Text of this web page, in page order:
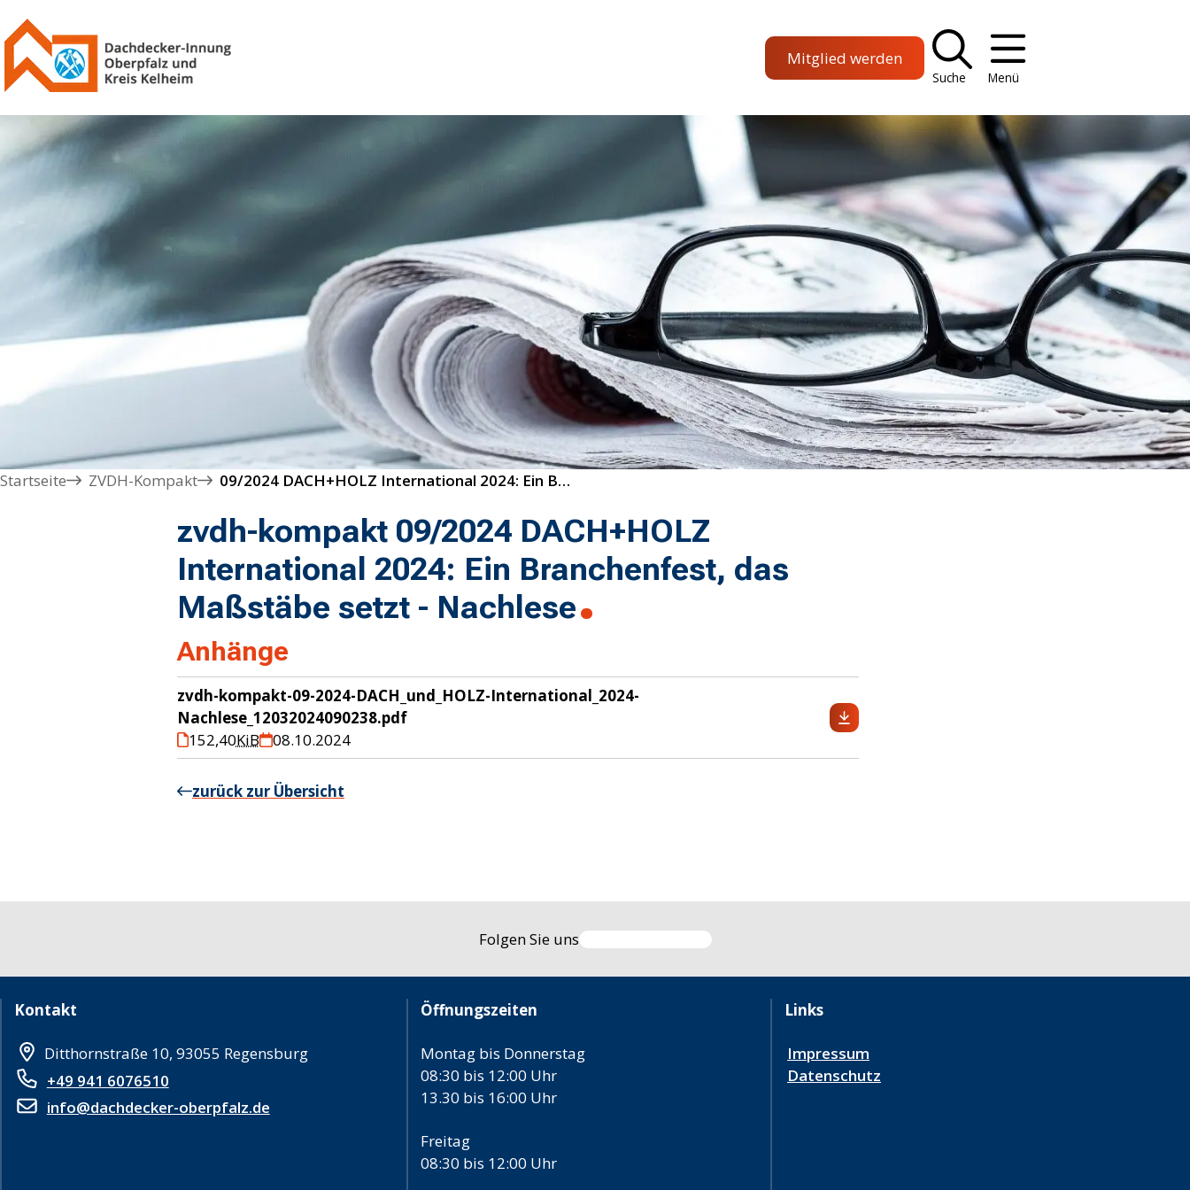
Mitglied werden
Suche Menü
Startseite ZVDH-Kompakt 09/2024 DACH+HOLZ International 2024: Ein Branchenfest, das Maßstäbe setzt - Nachlese
zvdh-kompakt 09/2024 DACH+HOLZ
International 2024: Ein Branchenfest, das
Maßstäbe setzt - Nachlese
Anhänge
zvdh-kompakt-09-2024-DACH_und_HOLZ-International_2024-
Nachlese_12032024090238.pdf
152,40KiB 08.10.2024
zurück zur Übersicht
Folgen Sie uns
Kontakt
Ditthornstraße 10, 93055 Regensburg
+49 941 6076510
info@dachdecker-oberpfalz.de
Öffnungszeiten
Montag bis Donnerstag
08:30 bis 12:00 Uhr
13.30 bis 16:00 Uhr
Freitag
08:30 bis 12:00 Uhr
Links
Impressum
Datenschutz